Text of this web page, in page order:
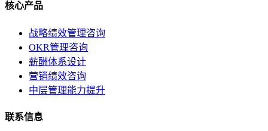
核心产品
战略绩效管理咨询
OKR管理咨询
薪酬体系设计
营销绩效咨询
中层管理能力提升
联系信息